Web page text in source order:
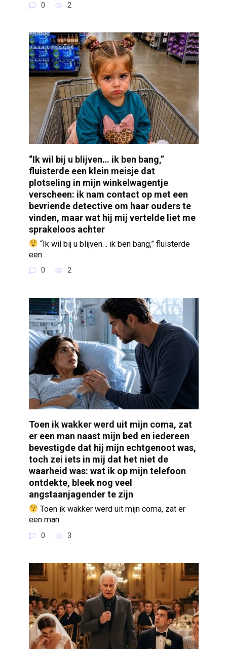
0 2
“Ik wil bij u blijven… ik ben bang,”
fluisterde een klein meisje dat
plotseling in mijn winkelwagentje
verscheen: ik nam contact op met een
bevriende detective om haar ouders te
vinden, maar wat hij mij vertelde liet me
sprakeloos achter
“Ik wil bij u blijven… ik ben bang,” fluisterde
een
0 2
Toen ik wakker werd uit mijn coma, zat
er een man naast mijn bed en iedereen
bevestigde dat hij mijn echtgenoot was,
toch zei iets in mij dat het niet de
waarheid was: wat ik op mijn telefoon
ontdekte, bleek nog veel
angstaanjagender te zijn
Toen ik wakker werd uit mijn coma, zat er
een man
0 3